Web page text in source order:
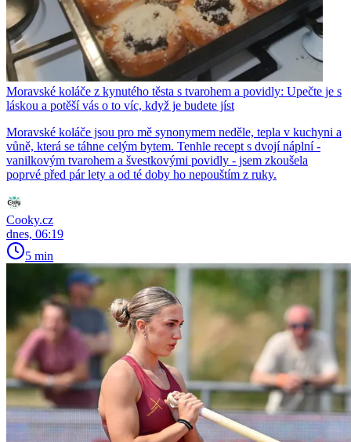
Moravské koláče z kynutého těsta s tvarohem a povidly: Upečte je s
láskou a potěší vás o to víc, když je budete jíst
Moravské koláče jsou pro mě synonymem neděle, tepla v kuchyni a
vůně, která se táhne celým bytem. Tenhle recept s dvojí náplní -
vanilkovým tvarohem a švestkovými povidly - jsem zkoušela
poprvé před pár lety a od té doby ho nepouštím z ruky.
Cooky.cz
dnes, 06:19
5 min